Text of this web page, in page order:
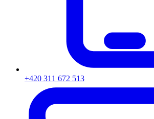
+420 311 672 513